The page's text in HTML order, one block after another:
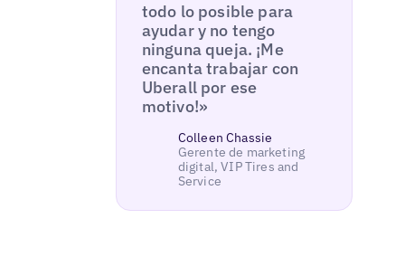
todo lo posible para
ayudar y no tengo
ninguna queja. ¡Me
encanta trabajar con
Uberall por ese
motivo!»
Colleen Chassie
Gerente de marketing
digital, VIP Tires and
Service